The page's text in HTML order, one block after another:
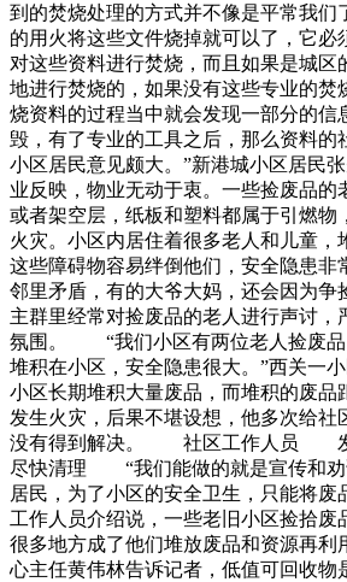
到的焚烧处理的方式并不像是平常我们
的用火将这些文件烧掉就可以了，它必
对这些资料进行焚烧，而且如果是城区
地进行焚烧的，如果没有这些专业的焚
烧资料的过程当中就会发现一部分的信
毁，有了专业的工具之后，那么资料的
小区居民意见颇大。”新港城小区居民
业反映，物业无动于衷。一些捡废品的
或者架空层，纸板和塑料都属于引燃物
火灾。小区内居住着很多老人和儿童，
这些障碍物容易绊倒他们，安全隐患非
邻里矛盾，有的大爷大妈，还会因为争
主群里经常对捡废品的老人进行声讨，
氛围。 “我们小区有两位老人捡废品
堆积在小区，安全隐患很大。”西关一
小区长期堆积大量废品，而堆积的废品
发生火灾，后果不堪设想，他多次给社
没有得到解决。 社区工作人员 发
尽快清理 “我们能做的就是宣传和劝
居民，为了小区的安全卫生，只能将废
工作人员介绍说，一些老旧小区捡拾废
很多地方成了他们堆放废品和资源再利
心主任黄伟林告诉记者，低值可回收物